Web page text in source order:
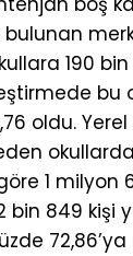
190
bu
oldu.
1 milyon
bin 849 kişi
72,86’ya